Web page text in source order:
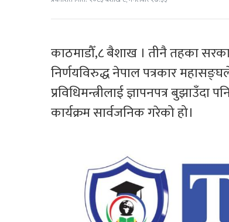
काठमाडौँ,८ बैशाख । तीनै तहका
निर्णयविरुद्ध नेपाल पत्रकार
प्रविधिमन्त्रीलाई ज्ञापनपत्र
कार्यक्रम सार्वजनिक गरेको हो।